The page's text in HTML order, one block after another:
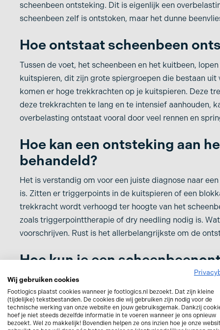
scheenbeen ontsteking. Dit is eigenlijk een
scheenbeen zelf is ontstoken, maar het dunne
Hoe ontstaat scheenbeen
Tussen de voet, het scheenbeen en het kuitbeen,
kuitspieren, dit zijn grote spiergroepen die bestaan
komen er hoge trekkrachten op je kuitspieren. Deze
deze trekkrachten te lang en te intensief aanhouden,
overbelasting ontstaat vooral door veel rennen en
Hoe kan een ontsteking aan
behandeld?
Het is verstandig om voor een juiste diagnose naar
is. Zitten er triggerpoints in de kuitspieren of een
trekkracht wordt verhoogd ter hoogte van het
zoals triggerpointtherapie of dry needling nodig is.
voorschrijven. Rust is het allerbelangrijkste om de
Hoe kun je een
Wie een keer zo’n scheenbeen ontsteking heeft
daarom voldoende rust tussen je sportieve
draagt en in je gewone dagelijkse schoenen
onder de voetboog extra steun zodat de trekkrachten
Wij gebruiken cookies
Footlogics plaatst cookies wanneer je footlogics.nl bezoekt. Dat zijn kleine
(tijdelijke) tekstbestanden. De cookies die wij gebruiken zijn nodig voor de
technische werking van onze website en jouw gebruiksgemak. Dankzij
hoef je niet steeds dezelfde informatie in te voeren wanneer je ons opnieuw
bezoekt. Wel zo makkelijk! Bovendien helpen ze ons inzien hoe je onze